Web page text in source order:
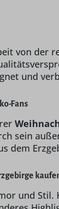
von der
und
Fans
sein
dem
und Stil.